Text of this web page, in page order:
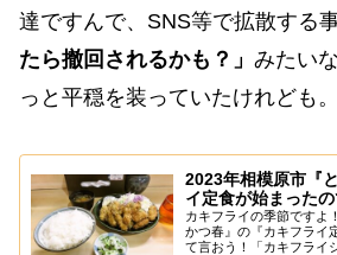
達ですんで、SNS等で拡散する
たら撤回されるかも？」 みたい
っと平穏を装っていたけれども。
2023年相模原市『
イ定食が始まった
カキフライの季節ですよ
かつ春』の『カキフライ
て言おう！「カキフライ